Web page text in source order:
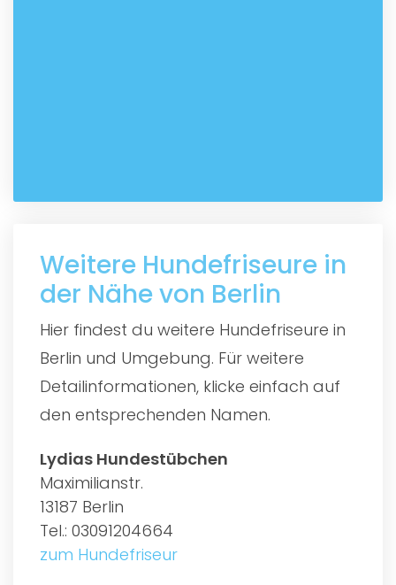
Weitere Hundefriseure in
der Nähe von Berlin
Hier findest du weitere Hundefriseure in
Berlin und Umgebung. Für weitere
Detailinformationen, klicke einfach auf
den entsprechenden Namen.
Lydias Hundestübchen
Maximilianstr.
13187 Berlin
Tel.: 03091204664
zum Hundefriseur